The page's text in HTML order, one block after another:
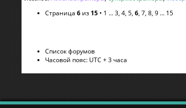
Страница 6 из 15 • 1 ...3, 4, 5, 6, 7, 8, 9 ... 15
Список форумов
Часовой пояс: UTC + 3 часа